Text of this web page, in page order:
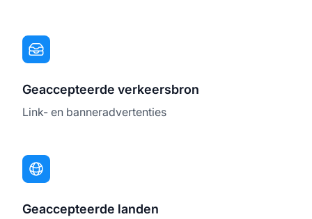
Geaccepteerde verkeersbron
Link- en banneradvertenties
Geaccepteerde landen